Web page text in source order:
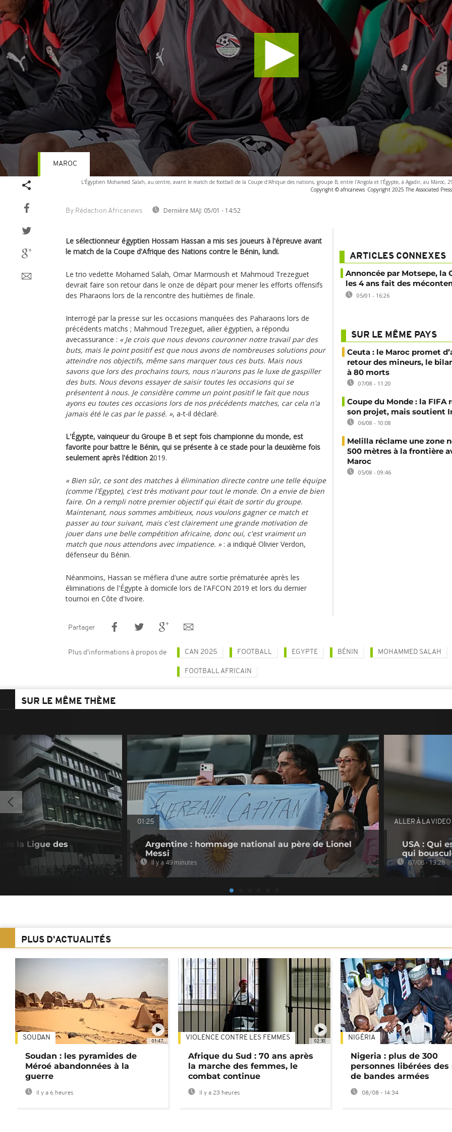
L'Égyptien Mohamed Salah, au centre, avant le match de football de la Coupe d'Afrique des nations, groupe B, entre l'Angola et l'Égypte, à Agadir, au Maroc,
Copyright © africanews Copyright 2025 The Associated
By Rédaction Africanews Dernière MAJ: 05/01 - 14:52
MAROC
Le sélectionneur égyptien Hossam Hassan a mis ses joueurs à l'épreuve avant
le match de la Coupe d'Afrique des Nations contre le Bénin, lundi.
Le trio vedette Mohamed Salah, Omar Marmoush et Mahmoud Trezeguet
devrait faire son retour dans le onze de départ pour mener les efforts offensifs
des Pharaons lors de la rencontre des huitièmes de finale.
Interrogé par la presse sur les occasions manquées des Paharaons lors de
précédents matchs ; Mahmoud Trezeguet, ailier égyptien, a répondu
avecassurance : « Je crois que nous devons couronner notre travail par des
buts, mais le point positif est que nous avons de nombreuses solutions pour
atteindre nos objectifs, même sans marquer tous ces buts. Mais nous
savons que lors des prochains tours, nous n'aurons pas le luxe de gaspiller
des buts. Nous devons essayer de saisir toutes les occasions qui se
présentent à nous. Je considère comme un point positif le fait que nous
ayons eu toutes ces occasions lors de nos précédents matches, car cela n'a
jamais été le cas par le passé. », a-t-il déclaré.
L'Égypte, vainqueur du Groupe B et sept fois championne du monde, est
favorite pour battre le Bénin, qui se présente à ce stade pour la deuxième fois
seulement après l'édition 2019.
« Bien sûr, ce sont des matches à élimination directe contre une telle équipe
(comme l'Egypte), c'est très motivant pour tout le monde. On a envie de bien
faire. On a rempli notre premier objectif qui était de sortir du groupe.
Maintenant, nous sommes ambitieux, nous voulons gagner ce match et
passer au tour suivant, mais c'est clairement une grande motivation de
jouer dans une belle compétition africaine, donc oui, c'est vraiment un
match que nous attendons avec impatience. »: a indiqué Olivier Verdon,
défenseur du Bénin.
Néanmoins, Hassan se méfiera d'une autre sortie prématurée après les
éliminations de l'Égypte à domicile lors de l'AFCON 2019 et lors du dernier
tournoi en Côte d'Ivoire.
ARTICLES CONNEXES
Annoncée par Motsepe, la
les 4 ans fait des
05/01 - 16:26
SUR LE MÊME PAYS
Ceuta : le Maroc promet
retour des mineurs, le
à 80 morts
07/08 - 11:20
Coupe du Monde : la FIFA
son projet, mais soutient
06/08 - 10:08
Melilla réclame une zone
500 mètres à la frontière
Maroc
05/08 - 09:46
Partager
Plus d'informations à propos de CAN 2025 FOOTBALL EGYPTE BÉNIN MOHAMMED SALAH
FOOTBALL AFRICAIN
SUR LE MÊME THÈME
de la Ligue des
01:25
Argentine : hommage national au père de Lionel
Messi
Il y a 49 minutes
ALLER À LA VIDEO
USA : Qui
qui
07/08 - 13:28
PLUS D'ACTUALITÉS
01:47
SOUDAN
Soudan : les pyramides de
Méroé abandonnées à la
guerre
Il y a 6 heures
02:30
VIOLENCE CONTRE LES FEMMES
Afrique du Sud : 70 ans après
la marche des femmes, le
combat continue
Il y a 23 heures
NIGÉRIA
Nigeria : plus de 300
personnes libérées des
de bandes armées
08/08 - 14:34